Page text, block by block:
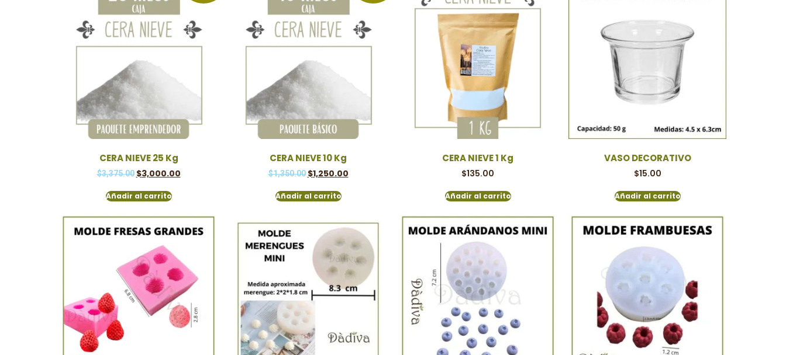
CERA NIEVE 25 Kg
$3,375.00 $3,000.00
Añadir al carrito
CERA NIEVE 10 Kg
$1,350.00 $1,250.00
Añadir al carrito
CERA NIEVE 1 Kg
$135.00
Añadir al carrito
VASO DECORATIVO
$15.00
Añadir al carrito